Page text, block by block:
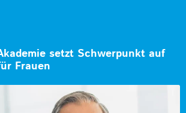
setzt Schwerpunkt auf
Frauen